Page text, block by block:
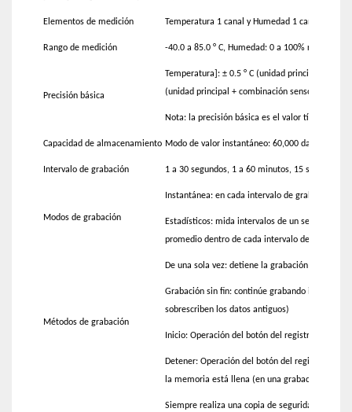
Elementos de medición Temperatura 1 canal y Humedad 1 canal
Rango de medición -40.0 a 85.0 ° C, Humedad: 0 a 100% rh * en el
Precisión básica
Temperatura]: ± 0.5 ° C (unidad principal +
(unidad principal + combinación sensor de
Nota: la precisión básica es el valor típico,
Capacidad de almacenamiento Modo de valor instantáneo: 60,000 datos,
Intervalo de grabación 1 a 30 segundos, 1 a 60 minutos, 15 selecciones
Modos de grabación
Instantánea: en cada intervalo de grabación
Estadísticos: mida intervalos de un segundo y
promedio dentro de cada intervalo de grabación
Métodos de grabación
De una sola vez: detiene la grabación cuando
Grabación sin fin: continúe grabando incluso
sobrescriben los datos antiguos)
Inicio: Operación del botón del registrador o
Detener: Operación del botón del registrador o
la memoria está llena (en una grabación de una
Siempre realiza una copia de seguridad de los